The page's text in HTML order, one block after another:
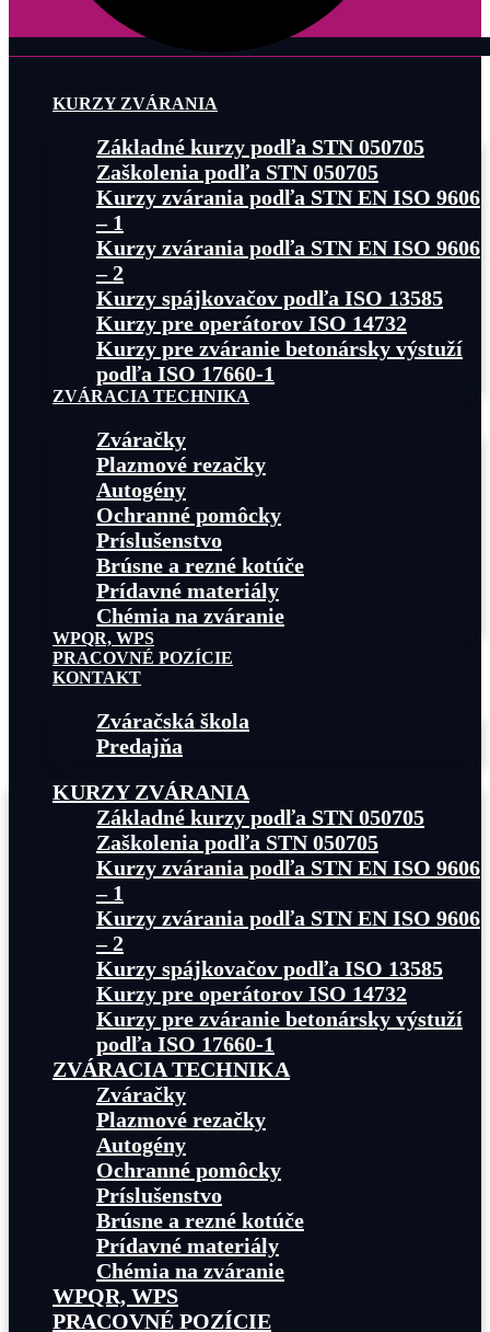
KURZY ZVÁRANIA
Základné kurzy podľa STN 050705
Zaškolenia podľa STN 050705
Kurzy zvárania podľa STN EN ISO 9606
– 1
Kurzy zvárania podľa STN EN ISO 9606
– 2
Kurzy spájkovačov podľa ISO 13585
Kurzy pre operátorov ISO 14732
Kurzy pre zváranie betonársky výstuží
podľa ISO 17660-1
ZVÁRACIA TECHNIKA
Zváračky
Plazmové rezačky
Autogény
Ochranné pomôcky
Príslušenstvo
Brúsne a rezné kotúče
Prídavné materiály
Chémia na zváranie
WPQR, WPS
PRACOVNÉ POZÍCIE
KONTAKT
Zváračská škola
Predajňa
KURZY ZVÁRANIA
Základné kurzy podľa STN 050705
Zaškolenia podľa STN 050705
Kurzy zvárania podľa STN EN ISO 9606
– 1
Kurzy zvárania podľa STN EN ISO 9606
– 2
Kurzy spájkovačov podľa ISO 13585
Kurzy pre operátorov ISO 14732
Kurzy pre zváranie betonársky výstuží
podľa ISO 17660-1
ZVÁRACIA TECHNIKA
Zváračky
Plazmové rezačky
Autogény
Ochranné pomôcky
Príslušenstvo
Brúsne a rezné kotúče
Prídavné materiály
Chémia na zváranie
WPQR, WPS
PRACOVNÉ POZÍCIE